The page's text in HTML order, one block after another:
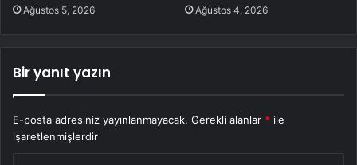
Ağustos 5, 2026 Ağustos 4, 2026
Bir yanıt yazın
E-posta adresiniz yayınlanmayacak. Gerekli alanlar * ile
işaretlenmişlerdir